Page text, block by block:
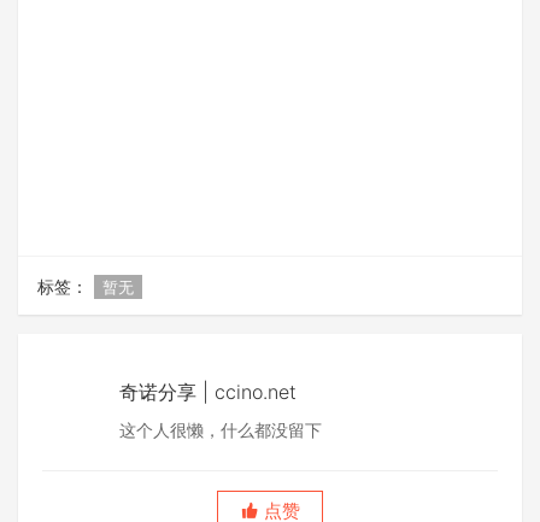
标签： 暂无
奇诺分享 | ccino.net
这个人很懒，什么都没留下
点赞